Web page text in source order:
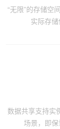
“无限”的存储空
实际存储
数据共享支持实
场景，即保